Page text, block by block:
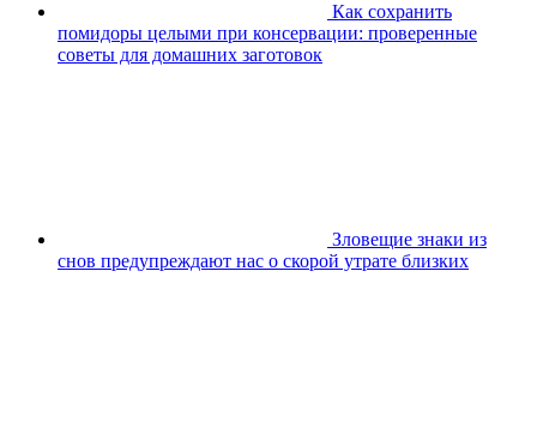
Как сохранить
помидоры целыми при консервации: проверенные
советы для домашних заготовок
Зловещие знаки из
снов предупреждают нас о скорой утрате близких